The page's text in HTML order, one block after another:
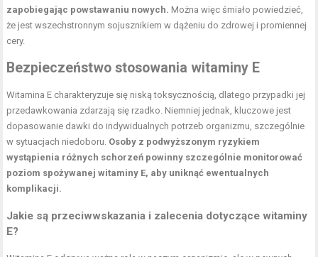
zapobiegając powstawaniu nowych. Można więc śmiało powiedzieć,
że jest wszechstronnym sojusznikiem w dążeniu do zdrowej i promiennej
cery.
Bezpieczeństwo stosowania witaminy E
Witamina E charakteryzuje się niską toksycznością, dlatego przypadki jej
przedawkowania zdarzają się rzadko. Niemniej jednak, kluczowe jest
dopasowanie dawki do indywidualnych potrzeb organizmu, szczególnie
w sytuacjach niedoboru. Osoby z podwyższonym ryzykiem
wystąpienia różnych schorzeń powinny szczególnie monitorować
poziom spożywanej witaminy E, aby uniknąć ewentualnych
komplikacji.
Jakie są przeciwwskazania i zalecenia dotyczące witaminy
E?